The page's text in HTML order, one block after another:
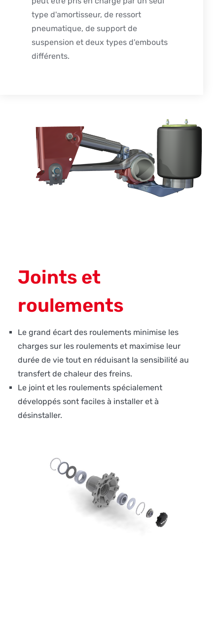
type d'amortisseur, de ressort
pneumatique, de support de
suspension et deux types d'embouts
différents.
Joints et
roulements
Le grand écart des roulements minimise les
charges sur les roulements et maximise leur
durée de vie tout en réduisant la sensibilité au
transfert de chaleur des freins.
Le joint et les roulements spécialement
développés sont faciles à installer et à
désinstaller.